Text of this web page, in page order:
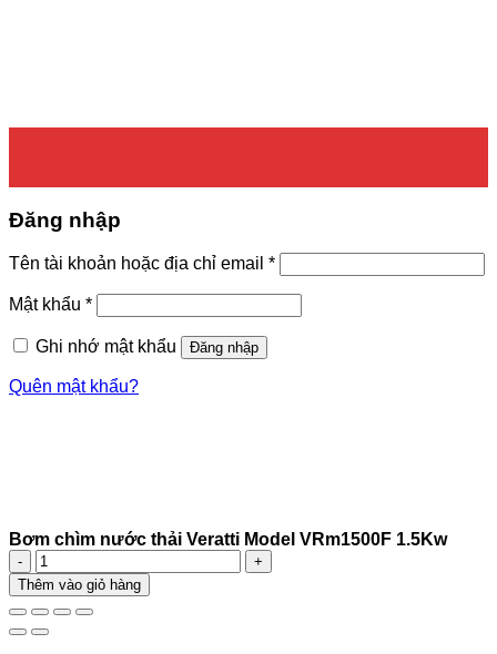
Đăng nhập
Tên tài khoản hoặc địa chỉ email *Bắt
buộc
Mật khẩu *Bắt
buộc
Ghi nhớ mật khẩu
Đăng nhập
Quên mật khẩu?
Bơm chìm nước thải Veratti Model VRm1500F 1.5Kw
Bơm
chìm
nước
thải
Veratti
Thêm vào giỏ hàng